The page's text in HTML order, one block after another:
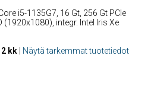
i5-1135G7, 16 Gt, 256 Gt PCIe
(1920x1080), integr. Intel Iris Xe
kk Näytä tarkemmat tuotetiedot